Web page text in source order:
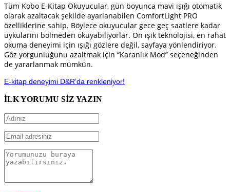
Tüm Kobo E-Kitap Okuyucular, gün boyunca mavi ışığı otomatik
olarak azaltacak şekilde ayarlanabilen ComfortLight PRO
özelliklerine sahip. Böylece okuyucular gece geç saatlere kadar
uykularını bölmeden okuyabiliyorlar. Ön ışık teknolojisi, en rahat
okuma deneyimi için ışığı gözlere değil, sayfaya yönlendiriyor.
Göz yorgunluğunu azaltmak için “Karanlık Mod” seçeneğinden
de yararlanmak mümkün.
E-kitap deneyimi D&R’da renkleniyor!
İLK YORUMU SİZ YAZIN